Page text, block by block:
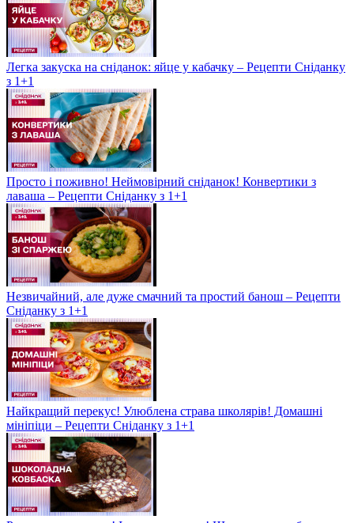
Легка закуска на сніданок: яйце у кабачку – Рецепти Сніданку
з 1+1
Просто і поживно! Неймовірний сніданок! Конвертики з
лаваша – Рецепти Сніданку з 1+1
Незвичайний, але дуже смачний та простий банош – Рецепти
Сніданку з 1+1
Найкращий перекус! Улюблена страва школярів! Домашні
мініпіци – Рецепти Сніданку з 1+1